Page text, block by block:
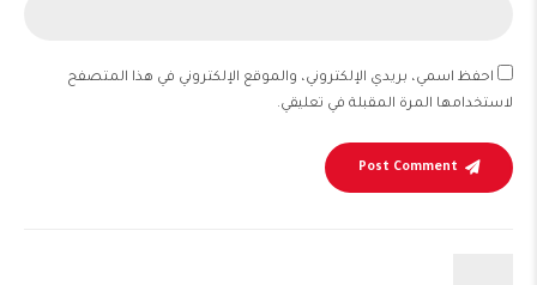
احفظ اسمي، بريدي الإلكتروني، والموقع الإلكتروني في هذا المتصفح
لاستخدامها المرة المقبلة في تعليقي.
Post Comment